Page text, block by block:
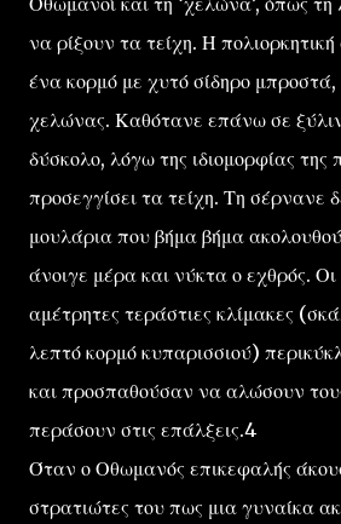
να ρίξουν τα τείχη. Η
ένα κορμό με χυτό σίδηρο
χελώνας. Καθότανε επάνω σε
δύσκολο, λόγω της ιδιομορφίας της
προσεγγίσει τα τείχη. Τη σέρνανε
μουλάρια που βήμα βήμα
άνοιγε μέρα και νύκτα ο εχθρός. Οι
αμέτρητες τεράστιες κλίμακες
λεπτό κορμό κυπαρισσιού)
και προσπαθούσαν να αλώσουν
περάσουν στις επάλξεις.4
Όταν ο Οθωμανός επικεφαλής
στρατιώτες του πως μια γυναίκα